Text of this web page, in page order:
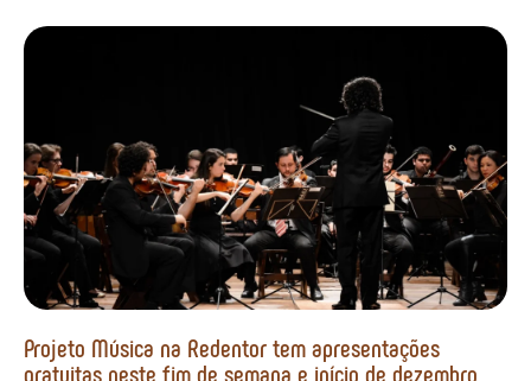
Projeto Música na Redentor tem apresentações
gratuitas neste fim de semana e início de dezembro